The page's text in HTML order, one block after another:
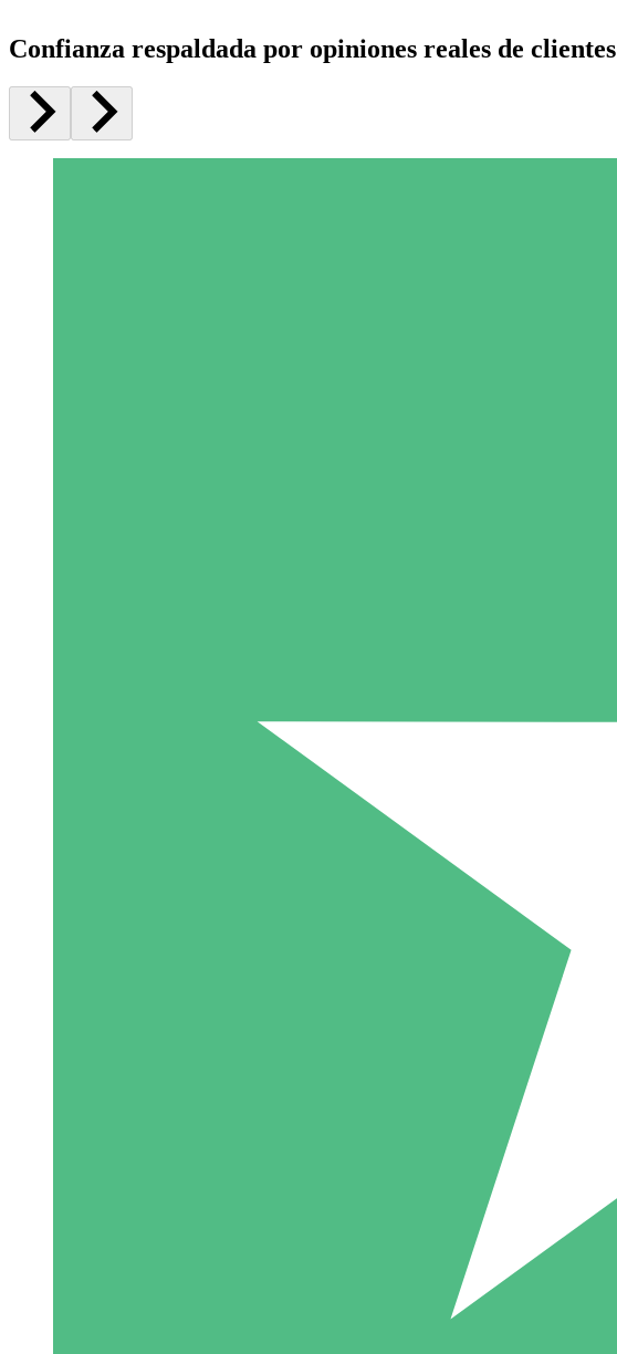
Confianza respaldada por opiniones reales de clientes